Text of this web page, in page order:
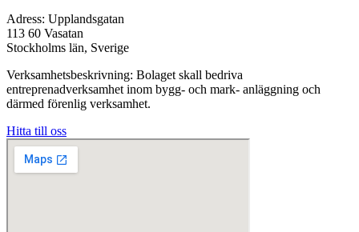
Adress: Upplandsgatan
113 60 Vasatan
Stockholms län, Sverige
Verksamhetsbeskrivning: Bolaget skall bedriva
entreprenadverksamhet inom bygg- och mark- anläggning och
därmed förenlig verksamhet.
Hitta till oss